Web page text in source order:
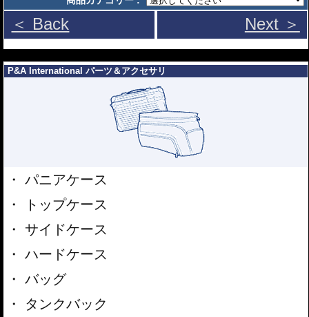
＜ Back Next ＞
P&A International パーツ＆アクセサリ
パニアケース
トップケース
サイドケース
ハードケース
バッグ
タンクバック